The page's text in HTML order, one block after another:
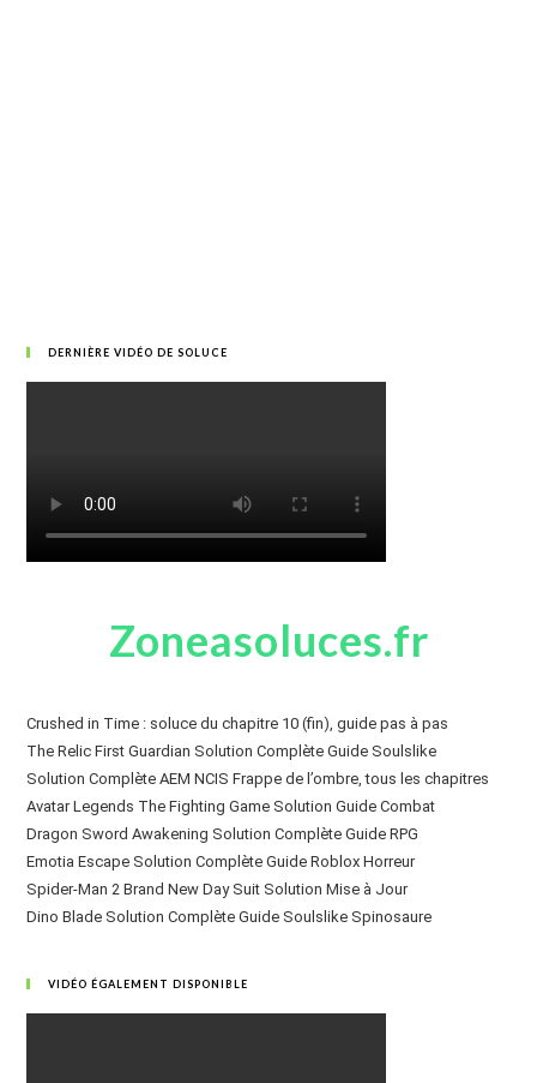
DERNIÈRE VIDÉO DE SOLUCE
Zoneasoluces.fr
Crushed in Time : soluce du chapitre 10 (fin), guide pas à pas
The Relic First Guardian Solution Complète Guide Soulslike
Solution Complète AEM NCIS Frappe de l’ombre, tous les chapitres
Avatar Legends The Fighting Game Solution Guide Combat
Dragon Sword Awakening Solution Complète Guide RPG
Emotia Escape Solution Complète Guide Roblox Horreur
Spider-Man 2 Brand New Day Suit Solution Mise à Jour
Dino Blade Solution Complète Guide Soulslike Spinosaure
VIDÉO ÉGALEMENT DISPONIBLE